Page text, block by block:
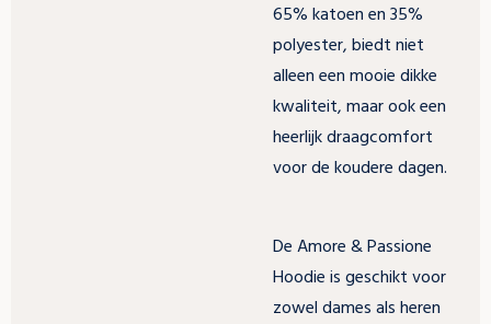
65% katoen en 35%
polyester, biedt niet
alleen een mooie dikke
kwaliteit, maar ook een
heerlijk draagcomfort
voor de koudere dagen.
De Amore & Passione
Hoodie is geschikt voor
zowel dames als heren